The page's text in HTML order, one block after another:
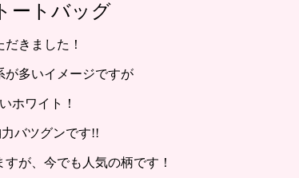
ートバッグ
きました！
が多いイメージですが
ホワイト！
バツグンです!!
が、今でも人気の柄です！